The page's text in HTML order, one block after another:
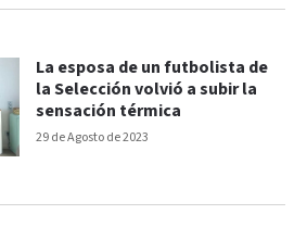
29 de Agosto de 2023
La esposa de un futbolista de
la Selección volvió a subir la
sensación térmica